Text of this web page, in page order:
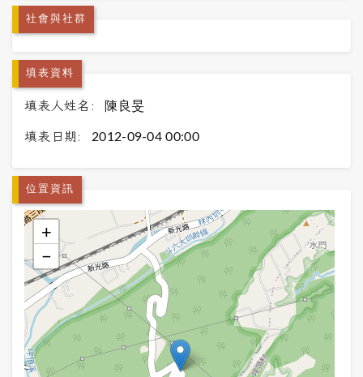
社會與社群
填表資料
填表人姓名: 陳良旻
填表日期: 2012-09-04 00:00
位置資訊
+
−